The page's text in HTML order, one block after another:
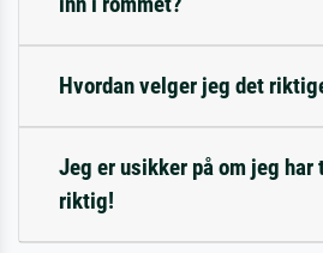
Hvordan velger jeg det
Jeg er usikker på om jeg
riktig!